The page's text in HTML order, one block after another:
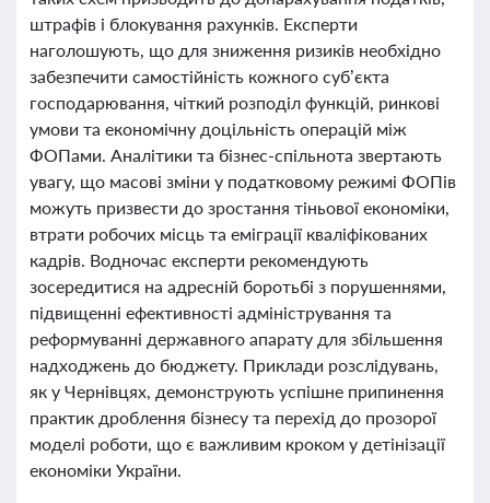
штрафів і блокування рахунків. Експерти
наголошують, що для зниження ризиків необхідно
забезпечити самостійність кожного суб’єкта
господарювання, чіткий розподіл функцій, ринкові
умови та економічну доцільність операцій між
ФОПами. Аналітики та бізнес-спільнота звертають
увагу, що масові зміни у податковому режимі ФОПів
можуть призвести до зростання тіньової економіки,
втрати робочих місць та еміграції кваліфікованих
кадрів. Водночас експерти рекомендують
зосередитися на адресній боротьбі з порушеннями,
підвищенні ефективності адміністрування та
реформуванні державного апарату для збільшення
надходжень до бюджету. Приклади розслідувань,
як у Чернівцях, демонструють успішне припинення
практик дроблення бізнесу та перехід до прозорої
моделі роботи, що є важливим кроком у детінізації
економіки України.